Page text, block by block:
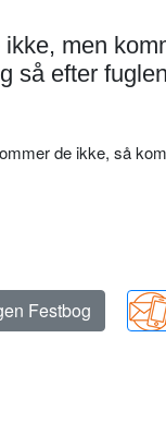
men
så efter
de ikke, så
Festbog